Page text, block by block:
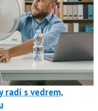
radí s vedrem,